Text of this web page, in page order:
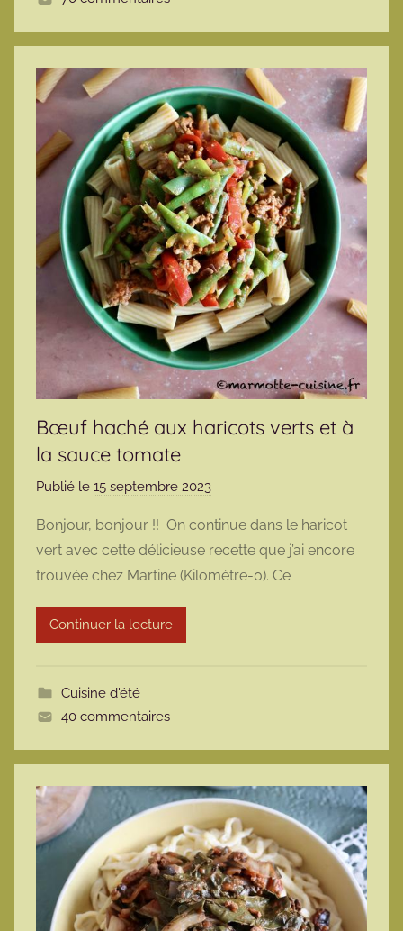
Bœuf haché aux haricots verts et à
la sauce tomate
Publié le 15 septembre 2023
r
m
a
Bonjour, bonjour !! On continue dans le haricot
vert avec cette délicieuse recette que j’ai encore
trouvée chez Martine (Kilomètre-0). Ce
Continuer la lecture
Cuisine d'été
40 commentaires